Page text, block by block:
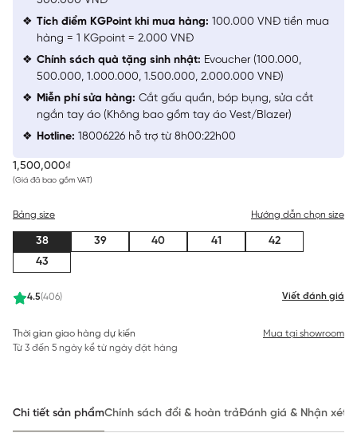
1,500,000₫
(Giá đã bao gồm VAT)
4.5(406) Viết đánh giá
Bảng size Hướng dẫn chọn size
38 39 40 41
42
43
Thời gian giao hàng dự kiến
Từ 3 đến 5 ngày kể từ ngày đặt hàng
Mua tại showroom
Tích điểm KGPoint khi mua hàng: 100.000 VNĐ tiền mua
hàng = 1 KGpoint = 2.000 VNĐ
Chính sách quà tặng sinh nhật: Evoucher (100.000,
500.000, 1.000.000, 1.500.000, 2.000.000 VNĐ)
Miễn phí sửa hàng: Cắt gấu quần, bóp bụng, sửa cắt
ngắn tay áo (Không bao gồm tay áo Vest/Blazer)
Hotline: 18006226 hỗ trợ từ 8h00:22h00
Chi tiết sản phẩmChính sách đổi & hoàn trảĐánh giá & Nhận xét